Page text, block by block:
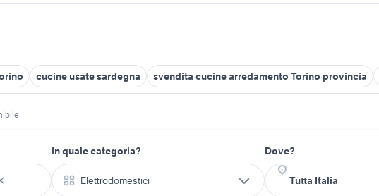
cucine usate sardegna svendita cucine arredamento Torino provincia
In quale categoria?
Elettrodomestici
Dove?